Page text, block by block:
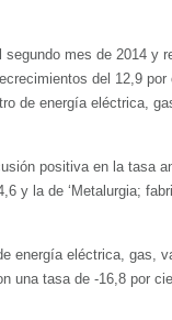
mes de 2014 y
del 12,9
de energía eléctrica,
positiva en la tasa
y la de ‘Metalurgia;
energía eléctrica, gas,
una tasa de -16,8 por